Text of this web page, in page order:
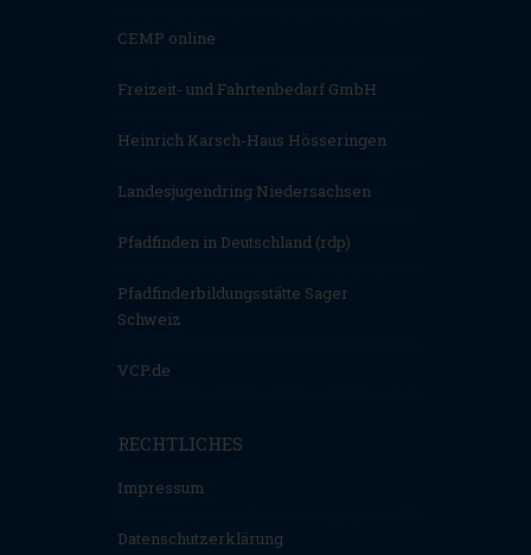
CEMP online
Freizeit- und Fahrtenbedarf GmbH
Heinrich Karsch-Haus Hösseringen
Landesjugendring Niedersachsen
Pfadfinden in Deutschland (rdp)
Pfadfinderbildungsstätte Sager
Schweiz
VCP.de
RECHTLICHES
Impressum
Datenschutzerklärung